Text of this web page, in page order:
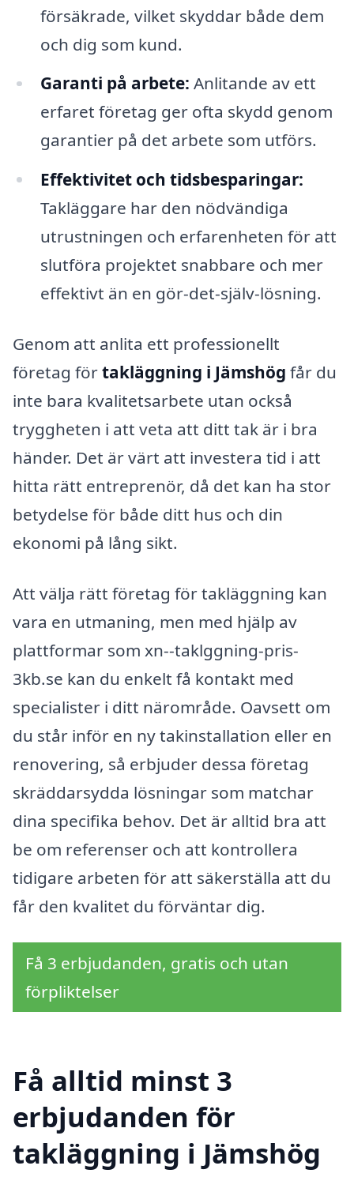
försäkrade, vilket skyddar både dem
och dig som kund.
Garanti på arbete: Anlitande av ett
erfaret företag ger ofta skydd genom
garantier på det arbete som utförs.
Effektivitet och tidsbesparingar:
Takläggare har den nödvändiga
utrustningen och erfarenheten för att
slutföra projektet snabbare och mer
effektivt än en gör-det-själv-lösning.
Genom att anlita ett professionellt
företag förtakläggning i Jämshög får du
inte bara kvalitetsarbete utan också
tryggheten i att veta att ditt tak är i bra
händer. Det är värt att investera tid i att
hitta rätt entreprenör, då det kan ha stor
betydelse för både ditt hus och din
ekonomi på lång sikt.
Att välja rätt företag för takläggning kan
vara en utmaning, men med hjälp av
plattformar som xn--taklggning-pris-
3kb.se kan du enkelt få kontakt med
specialister i ditt närområde. Oavsett om
du står inför en ny takinstallation eller en
renovering, så erbjuder dessa företag
skräddarsydda lösningar som matchar
dina specifika behov. Det är alltid bra att
be om referenser och att kontrollera
tidigare arbeten för att säkerställa att du
får den kvalitet du förväntar dig.
Få 3 erbjudanden, gratis och utan
förpliktelser
Få alltid minst 3
erbjudanden för
takläggning i Jämshög